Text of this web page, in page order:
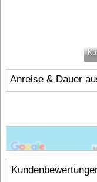
Anreise & Dauer